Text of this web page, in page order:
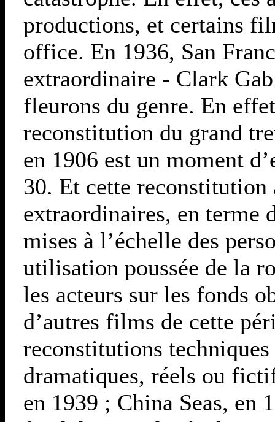
productions, et certains
office. En 1936, San
extraordinaire - Clark
fleurons du genre. En
reconstitution du grand
en 1906 est un moment
30. Et cette reconstitution
extraordinaires, en terme
mises à l’échelle des
utilisation poussée de la
les acteurs sur les fonds
d’autres films de cette
reconstitutions
dramatiques, réels ou
en 1939 ; China Seas, en